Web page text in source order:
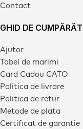
Contact
GHID DE
Ajutor
Tabel de marimi
Card Cadou CATO
Politica de livrare
Politica de retur
Metode de plata
Certificat de garantie